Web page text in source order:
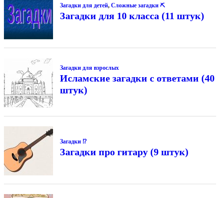
Загадки для детей, Сложные загадки ⛏
Загадки для 10 класса (11 штук)
Загадки для взрослых
Исламские загадки с ответами (40
штук)
Загадки ⁉
Загадки про гитару (9 штук)